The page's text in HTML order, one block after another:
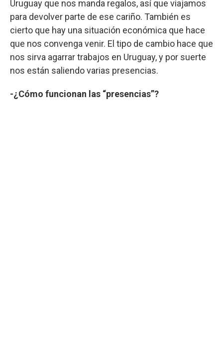
Uruguay que nos manda regalos, así que viajamos
para devolver parte de ese cariño. También es
cierto que hay una situación económica que hace
que nos convenga venir. El tipo de cambio hace que
nos sirva agarrar trabajos en Uruguay, y por suerte
nos están saliendo varias presencias.
-¿Cómo funcionan las “presencias”?